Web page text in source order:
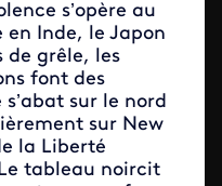
s’opère au
Inde, le Japon
de grêle, les
font des
sur le nord
sur New
la Liberté
tableau noircit